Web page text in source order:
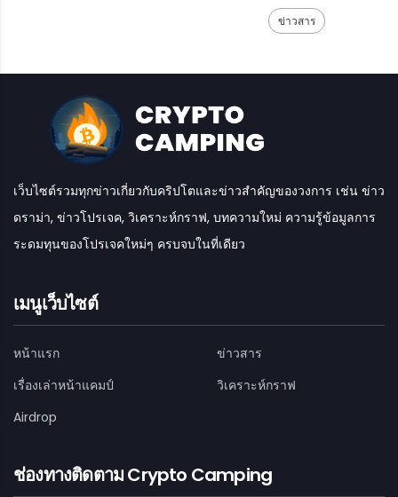
ข่าวสาร
เว็บไซต์รวมทุกข่าวเกี่ยวกับคริปโตและข่าวสำคัญของวงการ เช่น ข่าว
ดราม่า, ข่าวโปรเจค, วิเคราะห์กราฟ, บทความใหม่ ความรู้ข้อมูลการ
ระดมทุนของโปรเจคใหม่ๆ ครบจบในที่เดียว
เมนูเว็บไซต์
หน้าแรก
ข่าวสาร
เรื่องเล่าหน้าแคมป์
วิเคราะห์กราฟ
Airdrop
ช่องทางติดตาม Crypto Camping